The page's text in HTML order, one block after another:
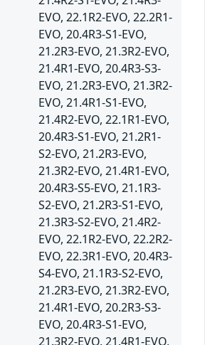
EVO, 22.1R2-EVO, 22.2R1-
EVO, 20.4R3-S1-EVO,
21.2R3-EVO, 21.3R2-EVO,
21.4R1-EVO, 20.4R3-S3-
EVO, 21.2R3-EVO, 21.3R2-
EVO, 21.4R1-S1-EVO,
21.4R2-EVO, 22.1R1-EVO,
20.4R3-S1-EVO, 21.2R1-
S2-EVO, 21.2R3-EVO,
21.3R2-EVO, 21.4R1-EVO,
20.4R3-S5-EVO, 21.1R3-
S2-EVO, 21.2R3-S1-EVO,
21.3R3-S2-EVO, 21.4R2-
EVO, 22.1R2-EVO, 22.2R2-
EVO, 22.3R1-EVO, 20.4R3-
S4-EVO, 21.1R3-S2-EVO,
21.2R3-EVO, 21.3R2-EVO,
21.4R1-EVO, 20.2R3-S3-
EVO, 20.4R3-S1-EVO,
21.3R2-EVO, 21.4R1-EVO,